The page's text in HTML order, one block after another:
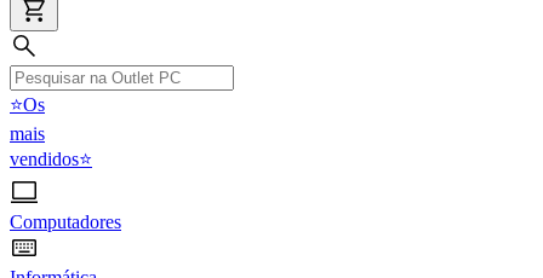
⭐Os
mais
vendidos⭐
Computadores